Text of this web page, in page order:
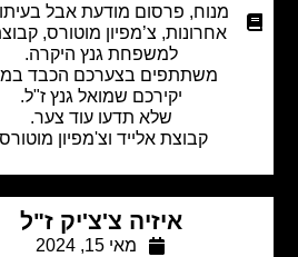
מנוח,
פרסום מודעת אבל בעיתון ידיעות
אחרונות,צ’מפיון מוטורס ,קבוצת אלייד
למשפחת גנץ היקרה.
משתתפים בצערכם הכבד במות
יקירכם שמואל גנץ ז"ל.
שלא תדעו עוד צער.
קבוצת אלייד וצ'מפיון מוטורס.
איזיה צ'צ'יק ז"ל
מאי 15, 2024